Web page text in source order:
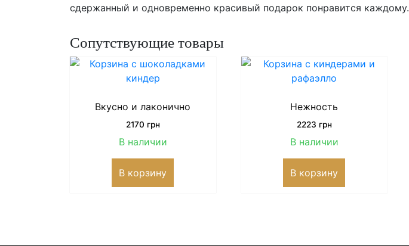
сдержанный и одновременно красивый подарок понравится каждому.
Сопутствующие товары
Вкусно и лаконично
2170 грн
В наличии
В корзину
Нежность
2223 грн
В наличии
В корзину